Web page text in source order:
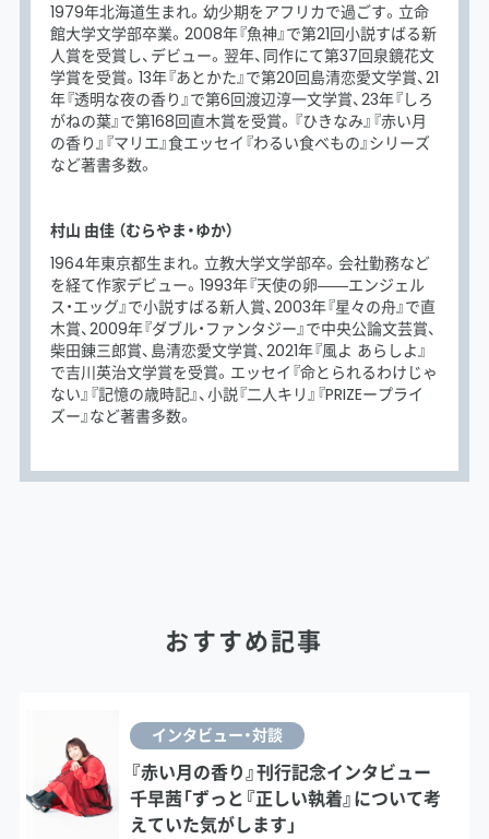
1979年北海道生まれ。幼少期をアフリカで過ごす。立命
館大学文学部卒業。2008年『魚神』で第21回小説すばる新
人賞を受賞し、デビュー。翌年、同作にて第37回泉鏡花文
学賞を受賞。13年『あとかた』で第20回島清恋愛文学賞、21
年『透明な夜の香り』で第6回渡辺淳一文学賞、23年『しろ
がねの葉』で第168回直木賞を受賞。『ひきなみ』『赤い月
の香り』『マリエ』食エッセイ『わるい食べもの』シリーズ
など著書多数。
村山 由佳 （むらやま・ゆか）
1964年東京都生まれ。立教大学文学部卒。会社勤務など
を経て作家デビュー。1993年『天使の卵――エンジェル
ス・エッグ』で小説すばる新人賞、2003年『星々の舟』で直
木賞、2009年『ダブル・ファンタジー』で中央公論文芸賞、
柴田錬三郎賞、島清恋愛文学賞、2021年『風よ あらしよ』
で吉川英治文学賞を受賞。エッセイ『命とられるわけじゃ
ない』『記憶の歳時記』、小説『二人キリ』『PRIZEープライ
ズー』など著書多数。
おすすめ記事
インタビュー・対談
『赤い月の香り』刊行記念インタビュー
千早茜「ずっと『正しい執着』について考
えていた気がします」